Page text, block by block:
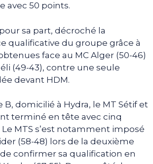
avec 50 points.
pour sa part, décroché la
qualificative du groupe grâce à
face au MC Alger (50-46)
(49-43), contre une seule
devant HDM.
B, domicilié à Hydra, le MT Sétif et
terminé en tête avec cinq
MTS s’est notamment imposé
(58-48) lors de la deuxième
confirmer sa qualification en